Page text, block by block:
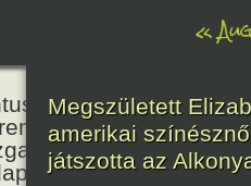
«
János
és
megnyílt a
Állat- és
Megszületett
amerikai
játszotta az